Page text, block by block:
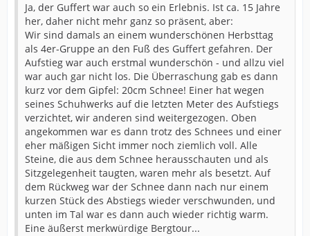
Ja, der Guffert war auch so ein Erlebnis. Ist ca. 15 Jahre
her, daher nicht mehr ganz so präsent, aber:
Wir sind damals an einem wunderschönen Herbsttag
als 4er-Gruppe an den Fuß des Guffert gefahren. Der
Aufstieg war auch erstmal wunderschön - und allzu viel
war auch gar nicht los. Die Überraschung gab es dann
kurz vor dem Gipfel: 20cm Schnee! Einer hat wegen
seines Schuhwerks auf die letzten Meter des Aufstiegs
verzichtet, wir anderen sind weitergezogen. Oben
angekommen war es dann trotz des Schnees und einer
eher mäßigen Sicht immer noch ziemlich voll. Alle
Steine, die aus dem Schnee herausschauten und als
Sitzgelegenheit taugten, waren mehr als besetzt. Auf
dem Rückweg war der Schnee dann nach nur einem
kurzen Stück des Abstiegs wieder verschwunden, und
unten im Tal war es dann auch wieder richtig warm.
Eine äußerst merkwürdige Bergtour...